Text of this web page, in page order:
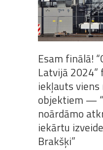
Esam finālā!
Latvijā
iekļauts
objektiem —
noārdāmo
iekārtu
Brakšķi”